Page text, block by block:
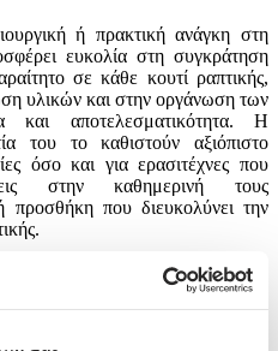
ή πρακτική ανάγκη στη
ευκολία στη συγκράτηση
σε κάθε κουτί ραπτικής,
υλικών και στην οργάνωση των
αποτελεσματικότητα. Η
του το καθιστούν αξιόπιστο
όσο και για ερασιτέχνες που
στην καθημερινή τους
προσθήκη που διευκολύνει την